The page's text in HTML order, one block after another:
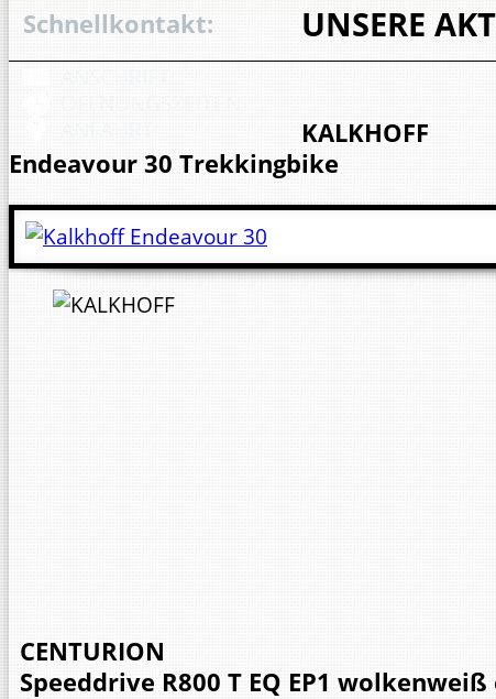
Schnellkontakt: UNSERE
KALKHOFF
Endeavour 30 Trekkingbike
CENTURION
Speeddrive R800 T EQ EP1 wolkenweiß